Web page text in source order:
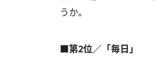
うか。
■第2位／「毎日」